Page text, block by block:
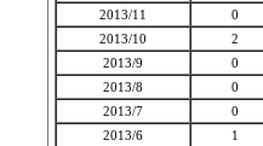
2013/11
0
2013/10
2
2013/9
0
2013/8
0
2013/7
0
2013/6
1